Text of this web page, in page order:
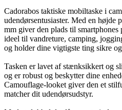
Cadorabos taktiske mobiltaske i
udendørsentusiaster. Med en højde
mm giver den plads til
ideel til vandreture, camping,
og holder dine vigtigste ting sikre
Tasken er lavet af stænksikkert og
og er robust og beskytter dine
Camouflage-looket giver den et
matcher dit udendørsudstyr.